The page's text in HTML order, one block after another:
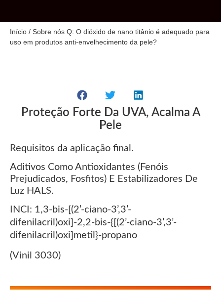
Início / Sobre nós Q: O dióxido de nano titânio é adequado para
uso em produtos anti-envelhecimento da pele?
Proteção Forte Da UVA, Acalma A
Pele
Requisitos da aplicação final.
Aditivos Como Antioxidantes (fenóis
Prejudicados, Fosfitos) E Estabilizadores De
Luz HALS.
INCI: 1,3-bis-[(2’-ciano-3’,3’-
difenilacril)oxi]-2,2-bis-{[(2’-ciano-3’,3’-
difenilacril)oxi]metil}-propano
(Vinil 3030)